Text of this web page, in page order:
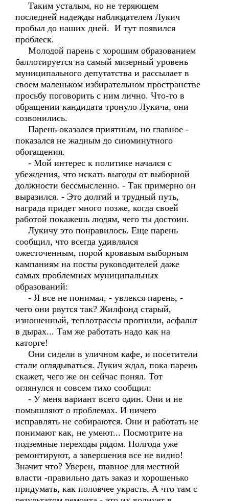
Таким усталым, но не теряющем
последней надежды наблюдателем Лукич
пробыл до наших дней. И тут появился
проблеск.
Молодой парень с хорошим образованием
баллотируется на самый мизерный уровень
муниципального депутатства и рассылает в
своем маленьком избирательном пространстве
просьбу поговорить с ним лично. Что-то в
обращении кандидата тронуло Лукича, они
созвонились.
Парень оказался приятным, но главное -
показался не жадным до сиюминутного
обогащения.
- Мой интерес к политике начался с
убеждения, что искать выгоды от выборной
должности бессмысленно. - Так примерно он
выразился. - Это долгий и трудный путь,
награда придет много позже, когда своей
работой покажешь людям, чего ты достоин.
Лукичу это понравилось. Еще парень
сообщил, что всегда удивлялся
ожесточенным, порой кровавым выборным
кампаниям на посты руководителей даже
самых проблемных муниципальных
образований:
- Я все не понимал, - увлекся парень, -
чего они рвутся так? Жилфонд старый,
изношенный, теплотрассы прогнили, асфальт
в дырах... Там же работать надо как на
каторге!
Они сидели в уличном кафе, и посетители
стали оглядываться. Лукич ждал, пока парень
скажет, чего же он сейчас понял. Тот
оглянулся и совсем тихо сообщил:
- У меня вариант всего один. Они и не
помышляют о проблемах. И ничего
исправлять не собираются. Они и работать не
понимают как, не умеют... Посмотрите на
подземные переходы рядом. Полгода уже
ремонтируют, а завершения все не видно!
Значит что? Уверен, главное для местной
власти -правильно дать заказ и хорошенько
придумать, как половчее украсть. А что там с